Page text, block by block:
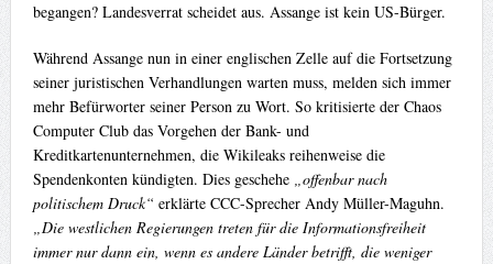
begangen? Landesverrat scheidet aus. Assange ist kein US-Bürger.
Während Assange nun in einer englischen Zelle auf die Fortsetzung
seiner juristischen Verhandlungen warten muss, melden sich immer
mehr Befürworter seiner Person zu Wort. So kritisierte der Chaos
Computer Club das Vorgehen der Bank- und
Kreditkartenunternehmen, die Wikileaks reihenweise die
Spendenkonten kündigten. Dies geschehe„offenbar nach
politischem Druck“ erklärte CCC-Sprecher Andy Müller-Maguhn.
„Die westlichen Regierungen treten für die Informationsfreiheit
immer nur dann ein, wenn es andere Länder betrifft, die weniger